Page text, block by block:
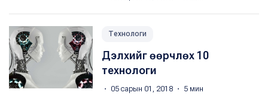
Технологи
Дэлхийг өөрчлөх 10
технологи
・ 05 сарын 01, 2018 ・ 5 мин